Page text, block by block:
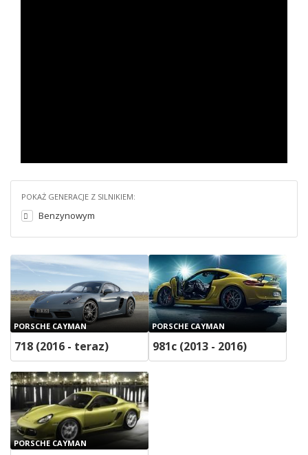
POKAŻ GENERACJE Z SILNIKIEM:
Benzynowym
PORSCHE CAYMAN
718 (2016 - teraz)
PORSCHE CAYMAN
981c (2013 - 2016)
PORSCHE CAYMAN